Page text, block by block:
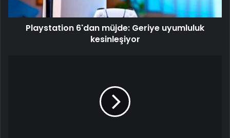
Playstation 6'dan müjde: Geriye uyumluluk
kesinleşiyor